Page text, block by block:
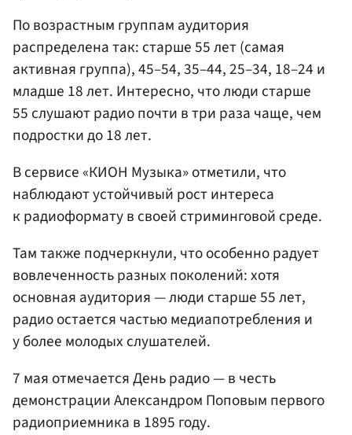
По возрастным группам аудитория
распределена так: старше 55 лет (самая
активная группа), 45–54, 35–44, 25–34, 18–24 и
младше 18 лет. Интересно, что люди старше
55 слушают радио почти в три раза чаще, чем
подростки до 18 лет.
В сервисе «КИОН Музыка» отметили, что
наблюдают устойчивый рост интереса
к радиоформату в своей стриминговой среде.
Там также подчеркнули, что особенно радует
вовлеченность разных поколений: хотя
основная аудитория — люди старше 55 лет,
радио остается частью медиапотребления и
у более молодых слушателей.
7 мая отмечается День радио — в честь
демонстрации Александром Поповым первого
радиоприемника в 1895 году.